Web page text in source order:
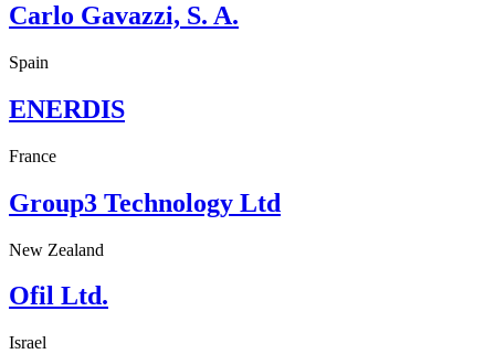
Carlo Gavazzi, S. A.
Spain
ENERDIS
France
Group3 Technology Ltd
New Zealand
Ofil Ltd.
Israel